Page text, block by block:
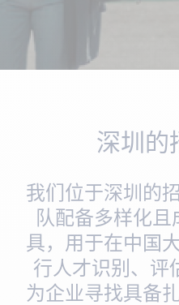
深圳的
我们位于深圳的
队配备多样化
具，用于在中国
行人才识别、评
为企业寻找具备